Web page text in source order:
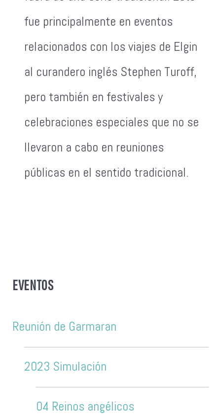
fue principalmente en eventos
relacionados con los viajes de Elgin
al curandero inglés Stephen Turoff,
pero también en festivales y
celebraciones especiales que no se
llevaron a cabo en reuniones
públicas en el sentido tradicional.
EVENTOS
Reunión de Garmaran
2023 Simulación
04 Reinos angélicos